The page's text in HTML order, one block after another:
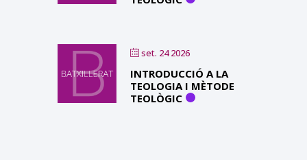
set. 24 2026
INTRODUCCIÓ A LA
TEOLOGIA I MÈTODE
TEOLÒGIC